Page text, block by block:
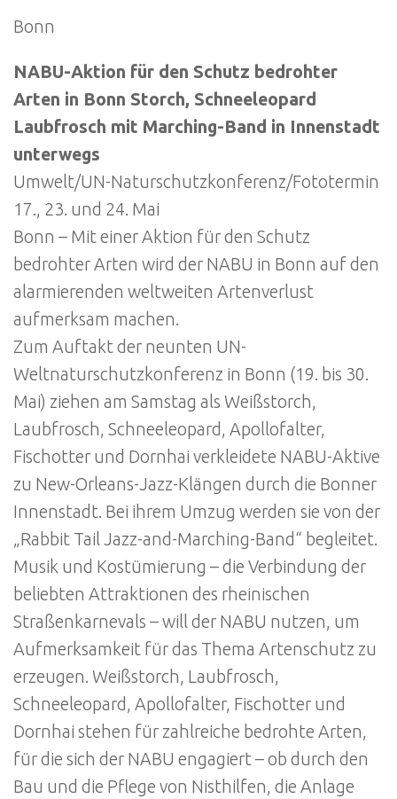
Bonn
NABU-Aktion für den Schutz bedrohter
Arten in Bonn Storch, Schneeleopard
Laubfrosch mit Marching-Band in Innenstadt
unterwegs
Umwelt/UN-Naturschutzkonferenz/Fototermin
17., 23. und 24. Mai
Bonn – Mit einer Aktion für den Schutz
bedrohter Arten wird der NABU in Bonn auf den
alarmierenden weltweiten Artenverlust
aufmerksam machen.
Zum Auftakt der neunten UN-
Weltnaturschutzkonferenz in Bonn (19. bis 30.
Mai) ziehen am Samstag als Weißstorch,
Laubfrosch, Schneeleopard, Apollofalter,
Fischotter und Dornhai verkleidete NABU-Aktive
zu New-Orleans-Jazz-Klängen durch die Bonner
Innenstadt. Bei ihrem Umzug werden sie von der
„Rabbit Tail Jazz-and-Marching-Band“ begleitet.
Musik und Kostümierung – die Verbindung der
beliebten Attraktionen des rheinischen
Straßenkarnevals – will der NABU nutzen, um
Aufmerksamkeit für das Thema Artenschutz zu
erzeugen. Weißstorch, Laubfrosch,
Schneeleopard, Apollofalter, Fischotter und
Dornhai stehen für zahlreiche bedrohte Arten,
für die sich der NABU engagiert – ob durch den
Bau und die Pflege von Nisthilfen, die Anlage